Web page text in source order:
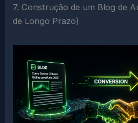
7. Construção de um Blog de
de Longo Prazo)